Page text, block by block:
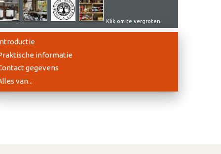
Klik om te vergroten
informatie
gegevens
van...